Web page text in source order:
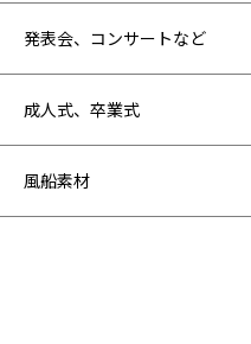
発表会、コンサートなど
成人式、卒業式
風船素材